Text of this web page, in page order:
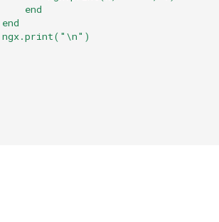
end
end
ngx.print("\n")